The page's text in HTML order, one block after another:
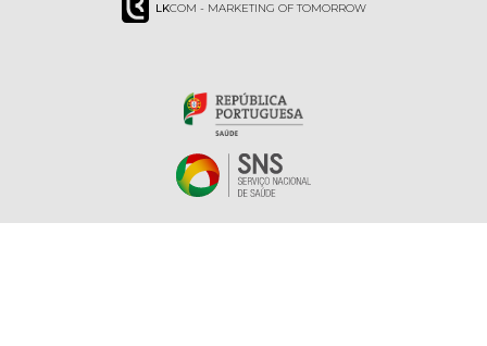
LKCOM - MARKETING OF TOMORROW